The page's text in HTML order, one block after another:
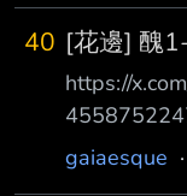
acquired
guys go to
got Jaylen."
40 [花邊] 醜
https://
for 50K
gaiaesque ·